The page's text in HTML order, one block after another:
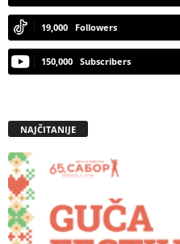
19,000 Followers
150,000 Subscribers
NAJČITANIJE